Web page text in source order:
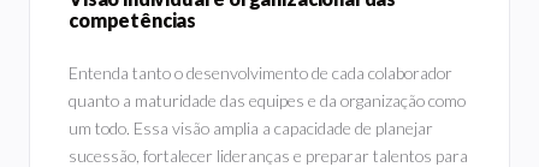
competências
Entenda tanto o desenvolvimento de cada colaborador
quanto a maturidade das equipes e da organização como
um todo. Essa visão amplia a capacidade de planejar
sucessão, fortalecer lideranças e preparar talentos para